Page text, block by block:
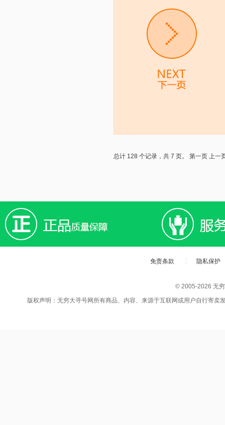
总计 128 个记录，共 7 页。 第一页 上一
免责条款 隐私保护
© 2005-2026 无
版权声明：无穷大寻号网所有商品、内容、来源于互联网或用户自行寄卖